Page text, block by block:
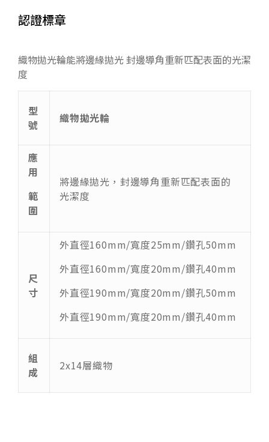
認證標章
織物拋光輪能將邊緣拋光 封邊導角重新匹配表面的光潔
度
型
號
織物拋光輪
應
用
範
圍
將邊緣拋光，封邊導角重新匹配表面的
光潔度
尺
寸
外直徑160mm/寬度25mm/鑽孔50mm
外直徑160mm/寬度20mm/鑽孔40mm
外直徑190mm/寬度20mm/鑽孔50mm
外直徑190mm/寬度20mm/鑽孔40mm
組
成
2x14層織物